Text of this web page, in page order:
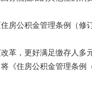
房公积金管理条例（修
革，更好满足缴存人多
《住房公积金管理条例